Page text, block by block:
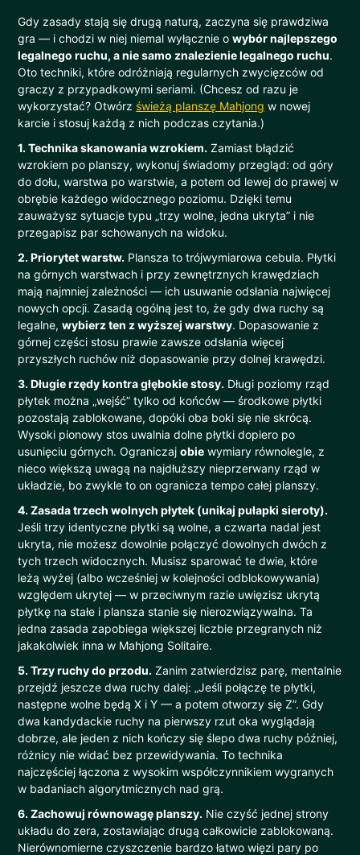
Gdy zasady stają się drugą naturą, zaczyna się prawdziwa
gra — i chodzi w niej niemal wyłącznie owybór najlepszego
legalnego ruchu, a nie samo znalezienie legalnego ruchu.
Oto techniki, które odróżniają regularnych zwycięzców od
graczy z przypadkowymi seriami. (Chcesz od razu je
wykorzystać? Otwórz świeżą planszę Mahjong w nowej
karcie i stosuj każdą z nich podczas czytania.)
1. Technika skanowania wzrokiem. Zamiast błądzić
wzrokiem po planszy, wykonuj świadomy przegląd: od góry
do dołu, warstwa po warstwie, a potem od lewej do prawej w
obrębie każdego widocznego poziomu. Dzięki temu
zauważysz sytuacje typu „trzy wolne, jedna ukryta” i nie
przegapisz par schowanych na widoku.
2. Priorytet warstw. Plansza to trójwymiarowa cebula. Płytki
na górnych warstwach i przy zewnętrznych krawędziach
mają najmniej zależności — ich usuwanie odsłania najwięcej
nowych opcji. Zasadą ogólną jest to, że gdy dwa ruchy są
legalne,wybierz ten z wyższej warstwy. Dopasowanie z
górnej części stosu prawie zawsze odsłania więcej
przyszłych ruchów niż dopasowanie przy dolnej krawędzi.
3. Długie rzędy kontra głębokie stosy. Długi poziomy rząd
płytek można „wejść” tylko od końców — środkowe płytki
pozostają zablokowane, dopóki oba boki się nie skrócą.
Wysoki pionowy stos uwalnia dolne płytki dopiero po
usunięciu górnych. Ograniczajobie wymiary równolegle, z
nieco większą uwagą na najdłuższy nieprzerwany rząd w
układzie, bo zwykle to on ogranicza tempo całej planszy.
4. Zasada trzech wolnych płytek (unikaj pułapki sieroty).
Jeśli trzy identyczne płytki są wolne, a czwarta nadal jest
ukryta, nie możesz dowolnie połączyć dowolnych dwóch z
tych trzech widocznych. Musisz sparować te dwie, które
leżą wyżej (albo wcześniej w kolejności odblokowywania)
względem ukrytej — w przeciwnym razie uwięzisz ukrytą
płytkę na stałe i plansza stanie się nierozwiązywalna. Ta
jedna zasada zapobiega większej liczbie przegranych niż
jakakolwiek inna w Mahjong Solitaire.
5. Trzy ruchy do przodu. Zanim zatwierdzisz parę, mentalnie
przejdź jeszcze dwa ruchy dalej: „Jeśli połączę te płytki,
następne wolne będą X i Y — a potem otworzy się Z”. Gdy
dwa kandydackie ruchy na pierwszy rzut oka wyglądają
dobrze, ale jeden z nich kończy się ślepo dwa ruchy później,
różnicy nie widać bez przewidywania. To technika
najczęściej łączona z wysokim współczynnikiem wygranych
w badaniach algorytmicznych nad grą.
6. Zachowuj równowagę planszy. Nie czyść jednej strony
układu do zera, zostawiając drugą całkowicie zablokowaną.
Nierównomierne czyszczenie bardzo łatwo więzi pary po